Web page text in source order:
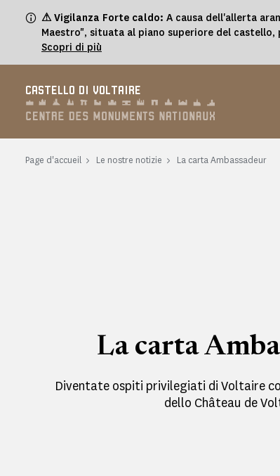
⚠ Vigilanza Forte caldo: A causa dell'allerta
Maestro", situata al piano superiore del
Scopri di più
CASTELLO DI VOLTAIRE
Page d'accueil Le nostre notizie La carta Ambassadeur
La carta
Diventate ospiti privilegiati di Voltaire
dello Château de